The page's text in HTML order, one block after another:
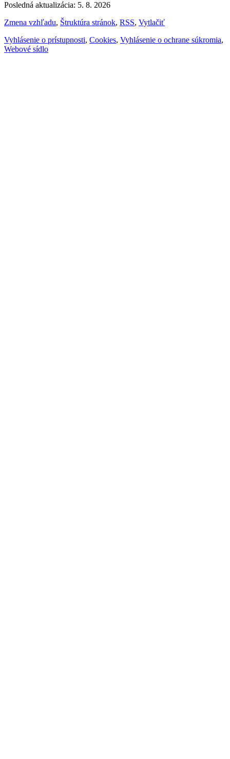
Posledná aktualizácia: 5. 8. 2026
Zmena vzhľadu, Štruktúra stránok, RSS, Vytlačiť
Vyhlásenie o prístupnosti, Cookies, Vyhlásenie o ochrane súkromia,
Webové sídlo